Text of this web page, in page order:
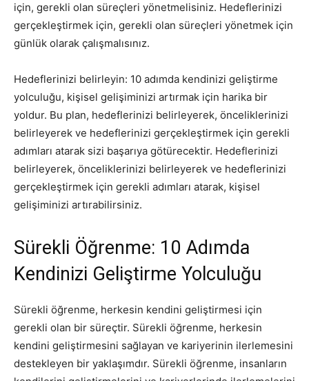
için, gerekli olan süreçleri yönetmelisiniz. Hedeflerinizi
gerçekleştirmek için, gerekli olan süreçleri yönetmek için
günlük olarak çalışmalısınız.
Hedeflerinizi belirleyin: 10 adımda kendinizi geliştirme
yolculuğu, kişisel gelişiminizi artırmak için harika bir
yoldur. Bu plan, hedeflerinizi belirleyerek, önceliklerinizi
belirleyerek ve hedeflerinizi gerçekleştirmek için gerekli
adımları atarak sizi başarıya götürecektir. Hedeflerinizi
belirleyerek, önceliklerinizi belirleyerek ve hedeflerinizi
gerçekleştirmek için gerekli adımları atarak, kişisel
gelişiminizi artırabilirsiniz.
Sürekli Öğrenme: 10 Adımda
Kendinizi Geliştirme Yolculuğu
Sürekli öğrenme, herkesin kendini geliştirmesi için
gerekli olan bir süreçtir. Sürekli öğrenme, herkesin
kendini geliştirmesini sağlayan ve kariyerinin ilerlemesini
destekleyen bir yaklaşımdır. Sürekli öğrenme, insanların